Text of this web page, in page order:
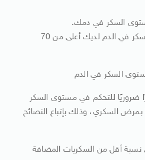
كرر ذلك حتى يصبح مستوى السكر في الدم لديك أعلى من 70
ضروريًا للتحكم في مستوى السكر
السكري، وذلك بإتباع النصائح
نسبة أقل من السكريات المضافة